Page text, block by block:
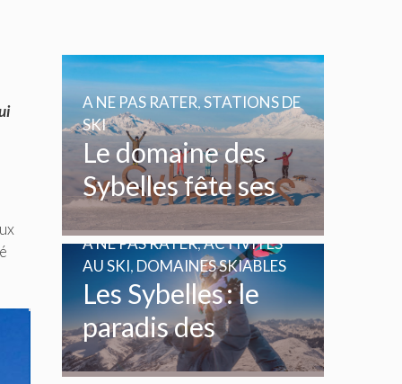
Le domaine des
Sybelles fête ses
20 ans
A NE PAS RATER,STATIONS DE
SKI
Les Sybelles : le
paradis des
enfants et des
A NE PAS RATER,ACTIVITÉS
AU SKI, DOMAINES SKIABLES